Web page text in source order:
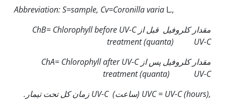
Abbreviation: S=sample, Cv=Coronilla varia L.,
مقدار کلروفیل قبل ازChB= Chlorophyll before UV-C
treatment (quanta) UV-C
مقدار کلروفیل پس ازChA= Chlorophyll after UV-C
treatment (quanta) UV-C
,UVC = UV-C (hours)
(ساعت) UV-C زمان کل تحت تیمار .